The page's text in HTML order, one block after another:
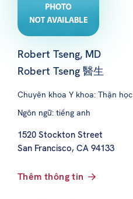
Robert Tseng, MD
Robert Tseng 醫生
Chuyên khoa Y khoa: Thận học
Ngôn ngữ: tiếng anh
1520 Stockton Street
San Francisco, CA 94133
Thêm thông tin